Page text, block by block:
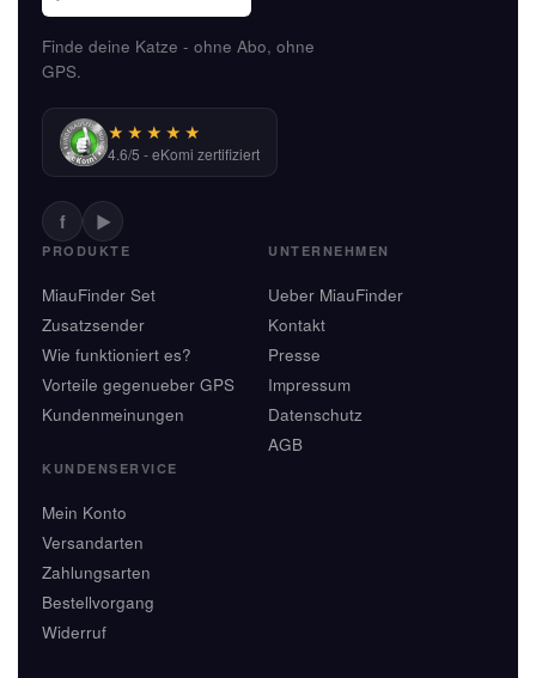
Finde deine Katze - ohne Abo, ohne
GPS.
★★★★★
4.6/5 - eKomi zertifiziert
f ▶
PRODUKTE
MiauFinder Set
Zusatzsender
Wie funktioniert es?
Vorteile gegenueber GPS
Kundenmeinungen
UNTERNEHMEN
Ueber MiauFinder
Kontakt
Presse
Impressum
Datenschutz
AGB
KUNDENSERVICE
Mein Konto
Versandarten
Zahlungsarten
Bestellvorgang
Widerruf